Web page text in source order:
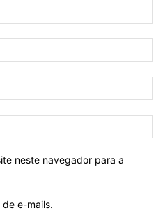
neste navegador para a
e-mails.